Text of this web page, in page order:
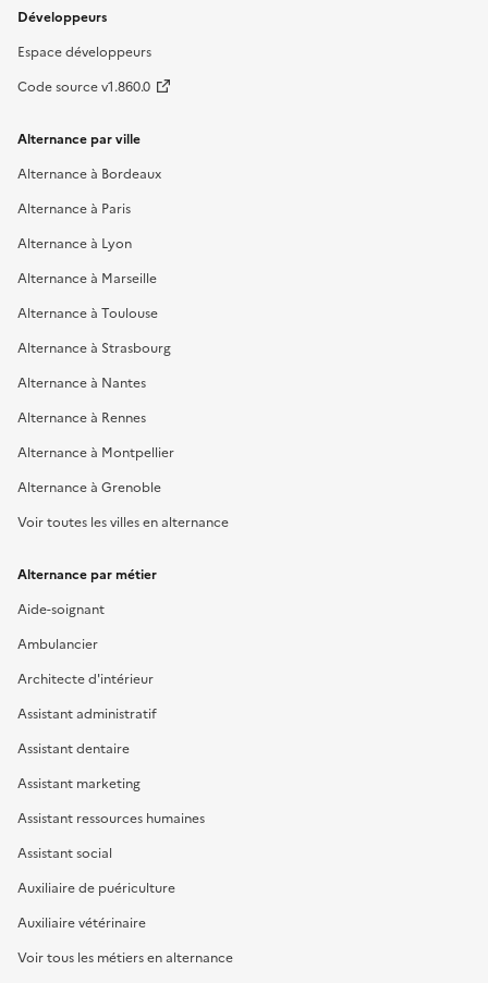
Développeurs
Espace développeurs
Code source v1.860.0
Alternance par ville
Alternance à Bordeaux
Alternance à Paris
Alternance à Lyon
Alternance à Marseille
Alternance à Toulouse
Alternance à Strasbourg
Alternance à Nantes
Alternance à Rennes
Alternance à Montpellier
Alternance à Grenoble
Voir toutes les villes en alternance
Alternance par métier
Aide-soignant
Ambulancier
Architecte d'intérieur
Assistant administratif
Assistant dentaire
Assistant marketing
Assistant ressources humaines
Assistant social
Auxiliaire de puériculture
Auxiliaire vétérinaire
Voir tous les métiers en alternance